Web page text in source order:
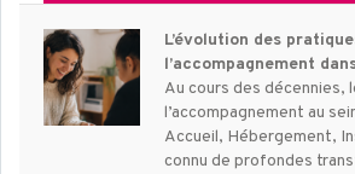
L’évolution des
l’accompagnement
Au cours des décennies,
l’accompagnement au
Accueil, Hébergement,
connu de profondes